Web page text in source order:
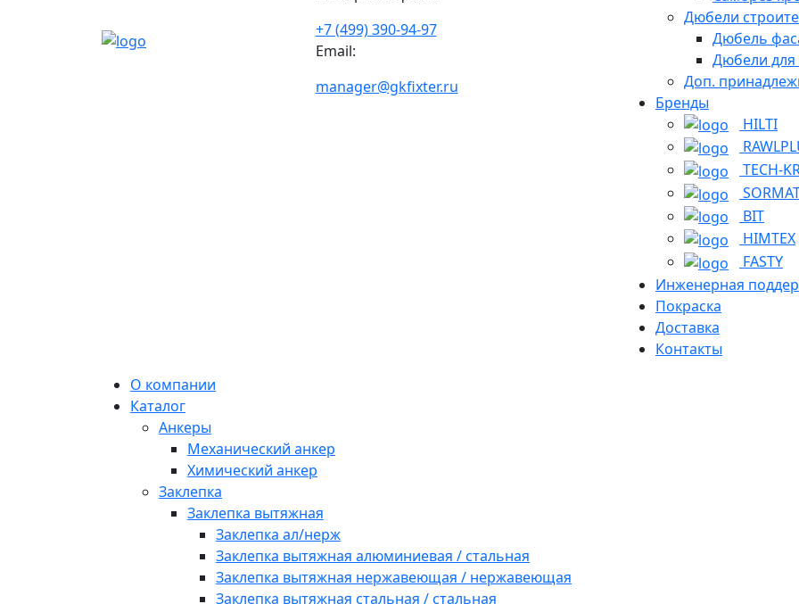
+7 (499) 390-94-97
Email:
manager@gkfixter.ru
Дюбели
Дюбель
Дюбели для
Доп.
Бренды
HILTI
TECH-
BIT
HIMTEX
FASTY
Инженерная
Покраска
Доставка
Контакты
О компании
Каталог
Анкеры
Механический анкер
Химический анкер
Заклепка
Заклепка вытяжная
Заклепка ал/нерж
Заклепка вытяжная алюминиевая / стальная
Заклепка вытяжная нержавеющая / нержавеющая
Заклепка вытяжная стальная / стальная